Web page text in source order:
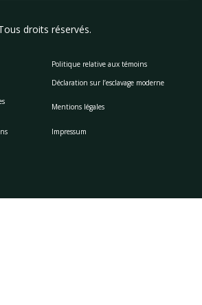
droits réservés.
Politique relative aux témoins
Déclaration sur l’esclavage moderne
Mentions légales
Impressum